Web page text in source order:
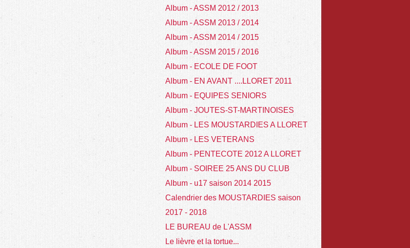
Album - ASSM 2012 / 2013
Album - ASSM 2013 / 2014
Album - ASSM 2014 / 2015
Album - ASSM 2015 / 2016
Album - ECOLE DE FOOT
Album - EN AVANT ....LLORET 2011
Album - EQUIPES SENIORS
Album - JOUTES-ST-MARTINOISES
Album - LES MOUSTARDIES A LLORET
Album - LES VETERANS
Album - PENTECOTE 2012 A LLORET
Album - SOIREE 25 ANS DU CLUB
Album - u17 saison 2014 2015
Calendrier des MOUSTARDIES saison
2017 - 2018
LE BUREAU de L'ASSM
Le lièvre et la tortue...